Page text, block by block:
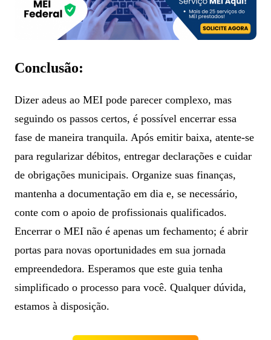
Conclusão:
Dizer adeus ao MEI pode parecer complexo, mas
seguindo os passos certos, é possível encerrar essa
fase de maneira tranquila. Após emitir baixa, atente-se
para regularizar débitos, entregar declarações e cuidar
de obrigações municipais. Organize suas finanças,
mantenha a documentação em dia e, se necessário,
conte com o apoio de profissionais qualificados.
Encerrar o MEI não é apenas um fechamento; é abrir
portas para novas oportunidades em sua jornada
empreendedora. Esperamos que este guia tenha
simplificado o processo para você. Qualquer dúvida,
estamos à disposição.